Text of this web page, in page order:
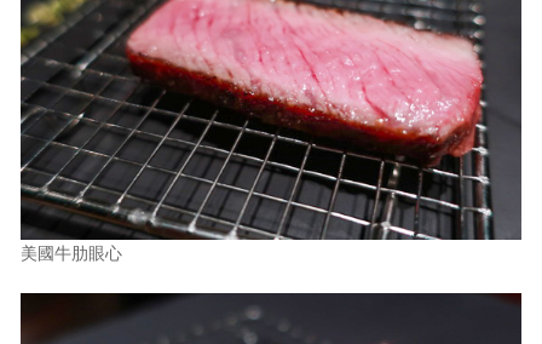
美國牛肋眼心